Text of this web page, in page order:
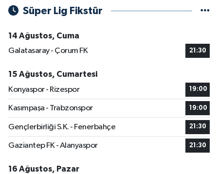
Süper Lig Fikstür
14 Ağustos, Cuma
Galatasaray - Çorum FK
21:30
15 Ağustos, Cumartesi
Konyaspor - Rizespor
19:00
Kasımpaşa - Trabzonspor 19:00
Gençlerbirliği S.K. - Fenerbahçe 21:30
Gaziantep FK - Alanyaspor 21:30
16 Ağustos, Pazar